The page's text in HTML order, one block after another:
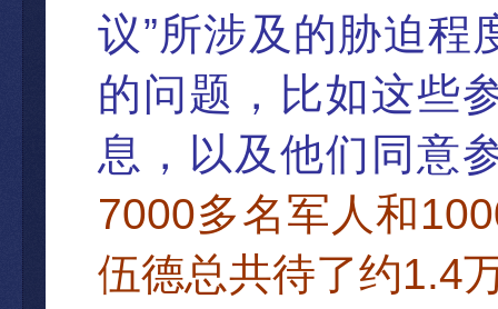
议”所涉及的胁迫程
的问题，比如这些
息，以及他们同意
7000多名军人和
伍德总共待了约1.4